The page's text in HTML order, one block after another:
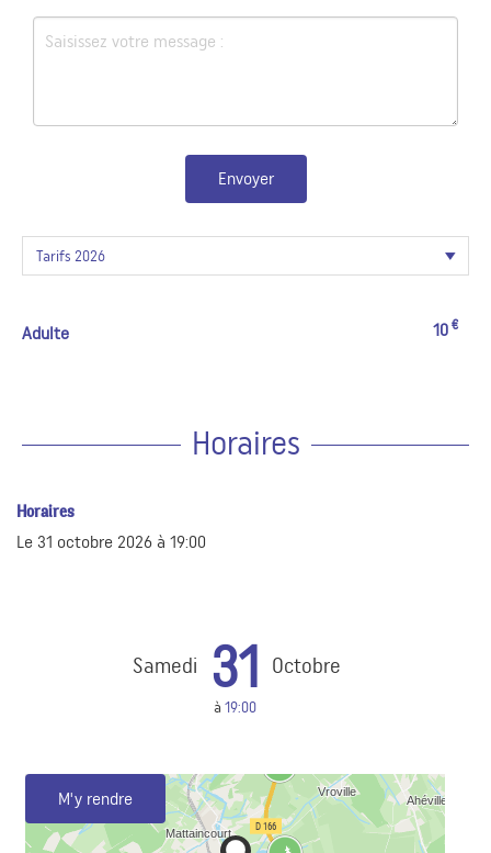
Envoyer
Adulte 10 €
Horaires
Horaires
Le 31 octobre 2026 à 19:00
Samedi 31 Octobre
à 19:00
M'y rendre